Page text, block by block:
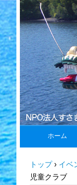
ホーム
トップ › イベ
児童クラブ